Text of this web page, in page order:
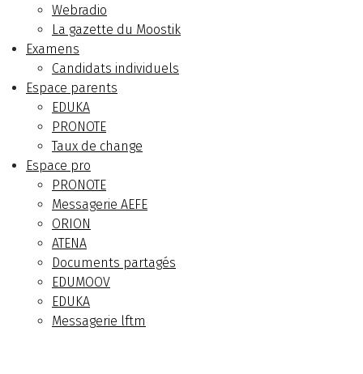
Webradio
La gazette du Moostik
Examens
Candidats individuels
Espace parents
EDUKA
PRONOTE
Taux de change
Espace pro
PRONOTE
Messagerie AEFE
ORION
ATENA
Documents partagés
EDUMOOV
EDUKA
Messagerie lftm